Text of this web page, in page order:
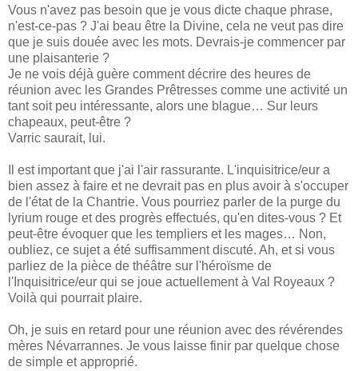
Vous n'avez pas besoin que je vous dicte chaque phrase,
n'est-ce-pas ? J'ai beau être la Divine, cela ne veut pas dire
que je suis douée avec les mots. Devrais-je commencer par
une plaisanterie ?
Je ne vois déjà guère comment décrire des heures de
réunion avec les Grandes Prêtresses comme une activité un
tant soit peu intéressante, alors une blague… Sur leurs
chapeaux, peut-être ?
Varric saurait, lui.
Il est important que j'ai l'air rassurante. L'inquisitrice/eur a
bien assez à faire et ne devrait pas en plus avoir à s'occuper
de l'état de la Chantrie. Vous pourriez parler de la purge du
lyrium rouge et des progrès effectués, qu'en dites-vous ? Et
peut-être évoquer que les templiers et les mages… Non,
oubliez, ce sujet a été suffisamment discuté. Ah, et si vous
parliez de la pièce de théâtre sur l'héroïsme de
l'Inquisitrice/eur qui se joue actuellement à Val Royeaux ?
Voilà qui pourrait plaire.
Oh, je suis en retard pour une réunion avec des révérendes
mères Névarrannes. Je vous laisse finir par quelque chose
de simple et approprié.